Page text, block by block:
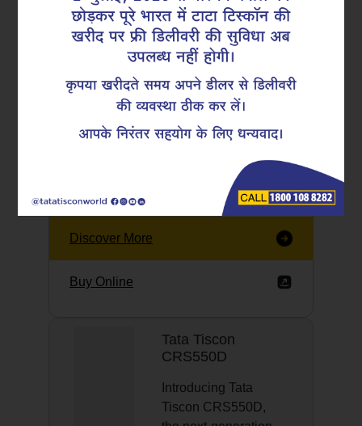
Tata Tiscon GFX
Ultima
Tata Tiscon 550SD
are highly accurate
and possess
uniform ridges,
high…
Discover More
Buy Online
Tata Tiscon
CRS550D
Introducing Tata
Tiscon CRS550D,